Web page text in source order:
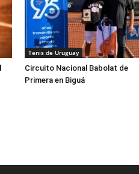
Tenis de Uruguay
Circuito Nacional Babolat de
Primera en Biguá